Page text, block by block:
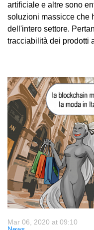
artificiale e altre sono
soluzioni massicce che
dell'intero settore.
tracciabilità dei prodotti
Mar 06, 2020 at 09:10